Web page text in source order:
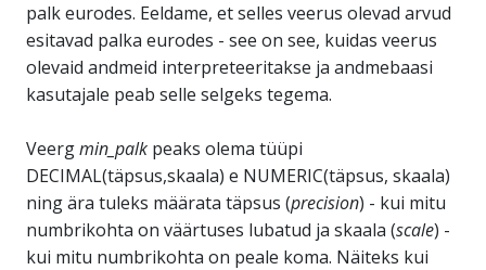
palk eurodes. Eeldame, et selles veerus olevad arvud
esitavad palka eurodes - see on see, kuidas veerus
olevaid andmeid interpreteeritakse ja andmebaasi
kasutajale peab selle selgeks tegema.
Veergmin_palk peaks olema tüüpi
DECIMAL(täpsus,skaala) e NUMERIC(täpsus, skaala)
ning ära tuleks määrata täpsus (precision) - kui mitu
numbrikohta on väärtuses lubatud ja skaala (scale) -
kui mitu numbrikohta on peale koma. Näiteks kui